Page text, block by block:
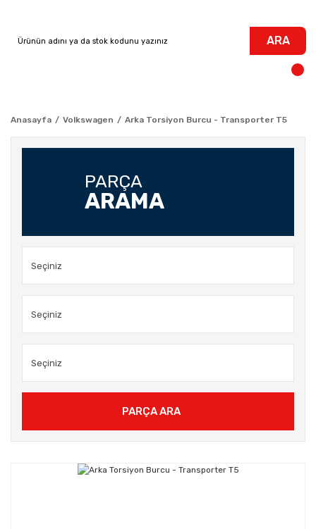
ARA
Anasayfa Volkswagen Arka Torsiyon Burcu - Transporter T5
PARÇA
ARAMA
PARÇA ARA